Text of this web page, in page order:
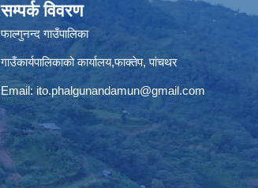
सम्पर्क विवरण
फाल्गुनन्द गाउँपालिका
गाउँकार्यपालिकाको कार्यालय,फाक्तेप, पांचथर
Email: ito.phalgunandamun@gmail.com